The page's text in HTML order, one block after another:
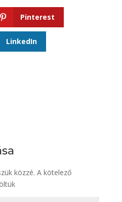
Pinterest
LinkedIn
közzé. A kötelező